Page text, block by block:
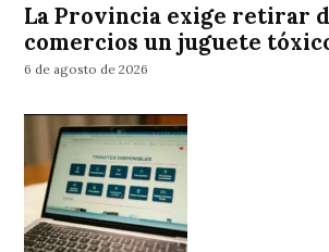
La Provincia exige retirar
comercios un juguete
6 de agosto de 2026